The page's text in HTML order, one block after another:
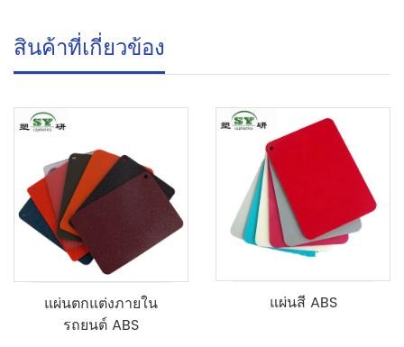
สินค้าที่เกี่ยวข้อง
แผ่นตกแต่งภายใน
รถยนต์ ABS
แผ่นสี ABS